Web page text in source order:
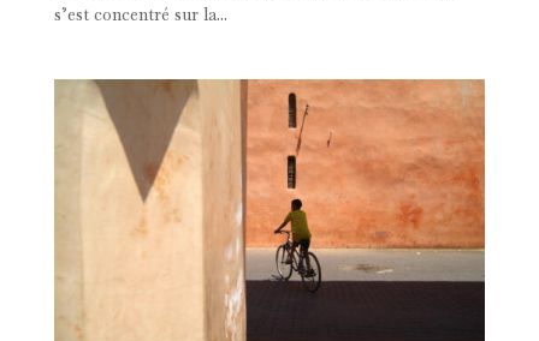
s’est concentré sur la...